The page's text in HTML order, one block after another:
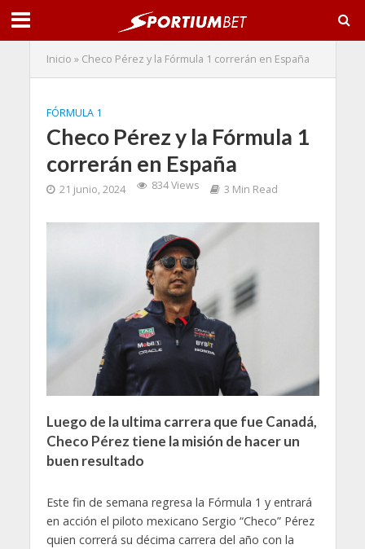
Inicio » Checo Pérez y la Fórmula 1 correrán en España
FÓRMULA 1
Checo Pérez y la Fórmula 1
correrán en España
21 junio, 2024 834 Views 3 Min Read
Luego de la ultima carrera que fue Canadá,
Checo Pérez tiene la misión de hacer un
buen resultado
Este fin de semana regresa la Fórmula 1 y entrará
en acción el piloto mexicano Sergio “Checo” Pérez
quien correrá su décima carrera del año con la